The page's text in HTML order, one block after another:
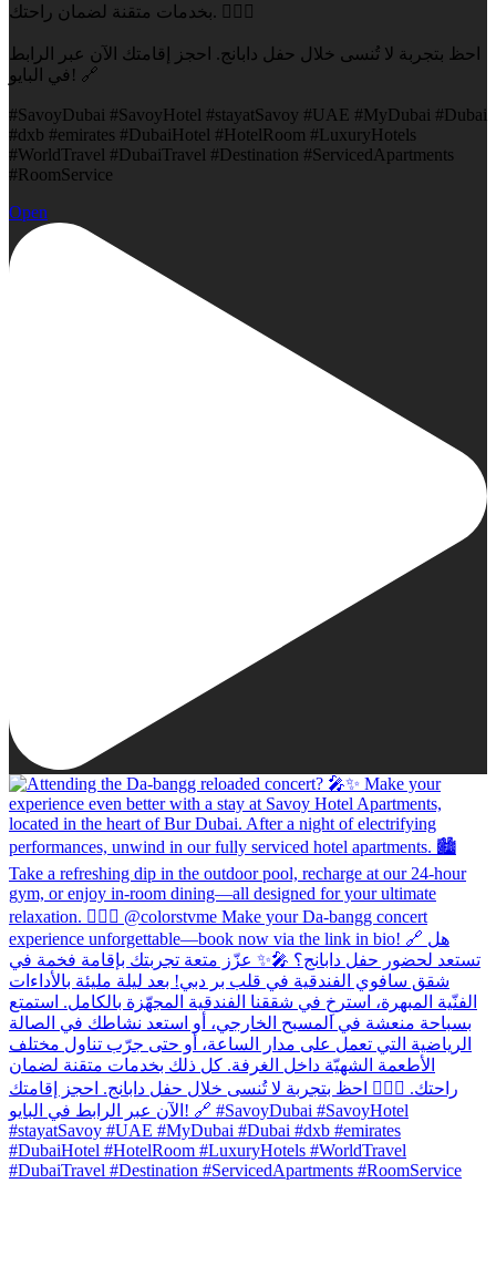
بخدمات متقنة لضمان راحتك. 🏊‍♀️💪
احظ بتجربة لا تُنسى خلال حفل دابانج. احجز إقامتك الآن عبر الرابط
في البايو! 🔗
#SavoyDubai #SavoyHotel #stayatSavoy #UAE #MyDubai #Dubai
#dxb #emirates #DubaiHotel #HotelRoom #LuxuryHotels
#WorldTravel #DubaiTravel #Destination #ServicedApartments
#RoomService
Open